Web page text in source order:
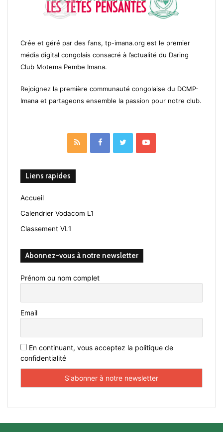
Crée et géré par des fans, tp-imana.org est le premier
média digital congolais consacré à l’actualité du Daring
Club Motema Pembe Imana.
Rejoignez la première communauté congolaise du DCMP-
Imana et partageons ensemble la passion pour notre club.
RSS FacebookTwitterYouTube
Liens rapides
Accueil
Calendrier Vodacom L1
Classement VL1
Abonnez-vous à notre newsletter
Prénom ou nom complet
Email
En continuant, vous acceptez la politique de
confidentialité